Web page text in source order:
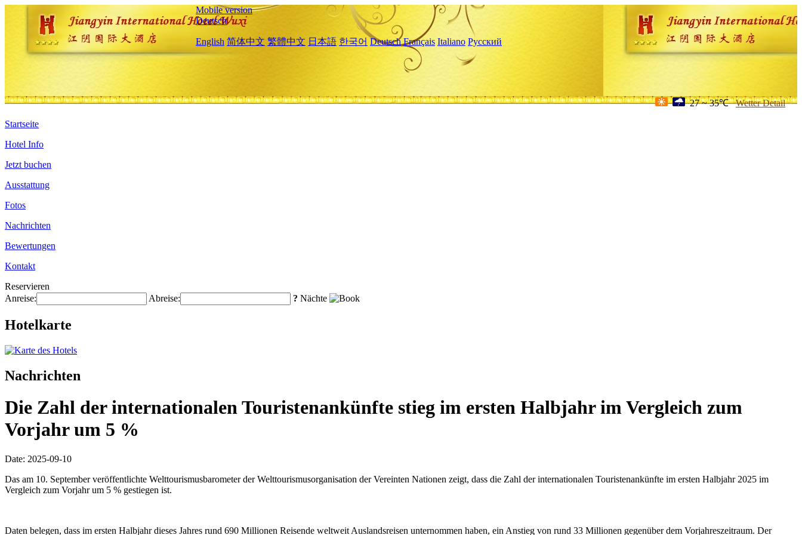
Mobile version
Deutsch
English 简体中文 繁體中文 日本語 한국어 Deutsch Français Italiano Русский
27 ~ 35℃ Wetter Detail
Startseite
Hotel Info
Jetzt buchen
Ausstattung
Fotos
Nachrichten
Bewertungen
Kontakt
Reservieren
Anreise:
Abreise: ? Nächte
Hotelkarte
Nachrichten
Die Zahl der internationalen Touristenankünfte stieg im ersten Halbjahr im Vergleich zum
Vorjahr um 5 %
Date: 2025-09-10
Das am 10. September veröffentlichte Welttourismusbarometer der Welttourismusorganisation der Vereinten Nationen zeigt, dass die Zahl der internationalen Touristenankünfte im ersten Halbjahr 2025 im
Vergleich zum Vorjahr um 5 % gestiegen ist.
Daten belegen, dass im ersten Halbjahr dieses Jahres rund 690 Millionen Reisende weltweit Auslandsreisen unternommen haben, ein Anstieg von rund 33 Millionen gegenüber dem Vorjahreszeitraum. Der